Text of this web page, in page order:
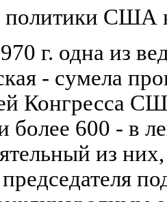
политики США
г. одна из
- сумела
Конгресса
более 600 - в
из